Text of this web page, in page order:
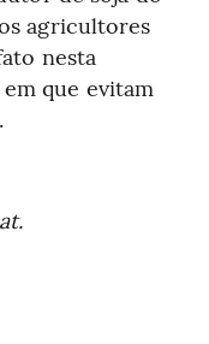
agricultores
nesta
que evitam